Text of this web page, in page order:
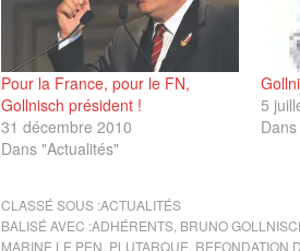
Pour la France, pour le FN,
Gollnisch président !
31 décembre 2010
Dans "Actualités"
5
CLASSÉ SOUS :ACTUALITÉS
BALISÉ AVEC :ADHÉRENTS BRUNO
MARINE LE PEN PLUTARQUE REFONDATION